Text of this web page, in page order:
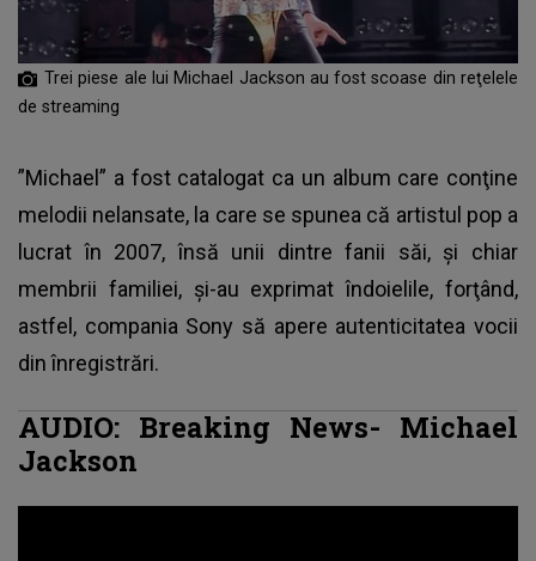
Trei piese ale lui Michael Jackson au fost scoase din reţelele
de streaming
”Michael” a fost catalogat ca un album care conţine
melodii nelansate, la care se spunea că artistul pop a
lucrat în 2007, însă unii dintre fanii săi, şi chiar
membrii familiei, şi-au exprimat îndoielile, forţând,
astfel, compania Sony să apere autenticitatea vocii
din înregistrări.
AUDIO: Breaking News- Michael
Jackson